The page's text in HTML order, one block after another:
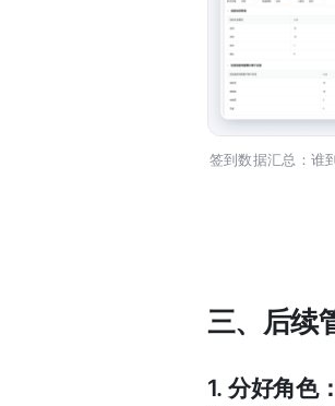
签到数据汇总：谁
三、后续
1. 分好角色